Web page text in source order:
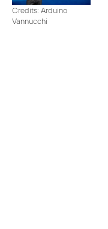
Credits: Arduino
Vannucchi